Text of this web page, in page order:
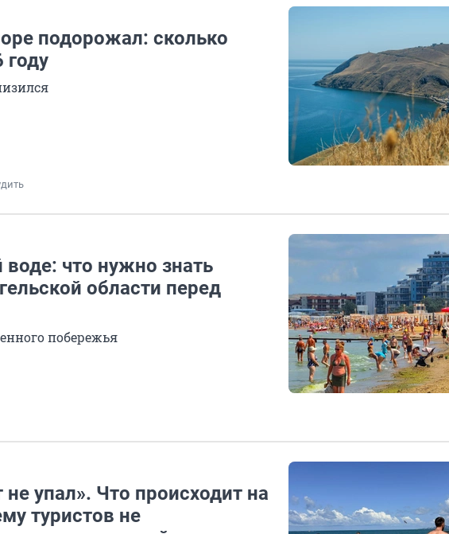
подорожал: сколько
году
воде: что нужно знать
области перед
побережья
упал». Что происходит на
туристов не